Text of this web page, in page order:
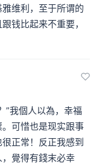
维利，至于所谓的
钱比起来不重要，
”我個人以為，幸福
可惜也是现实跟事
正常！反正我感到
覺得有錢末必幸